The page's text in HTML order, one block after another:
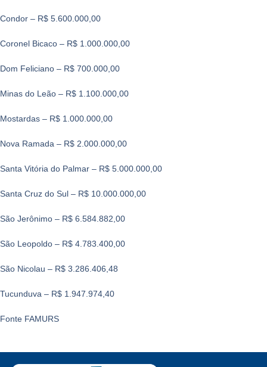
Condor – R$ 5.600.000,00
Coronel Bicaco – R$ 1.000.000,00
Dom Feliciano – R$ 700.000,00
Minas do Leão – R$ 1.100.000,00
Mostardas – R$ 1.000.000,00
Nova Ramada – R$ 2.000.000,00
Santa Vitória do Palmar – R$ 5.000.000,00
Santa Cruz do Sul – R$ 10.000.000,00
São Jerônimo – R$ 6.584.882,00
São Leopoldo – R$ 4.783.400,00
São Nicolau – R$ 3.286.406,48
Tucunduva – R$ 1.947.974,40
Fonte FAMURS